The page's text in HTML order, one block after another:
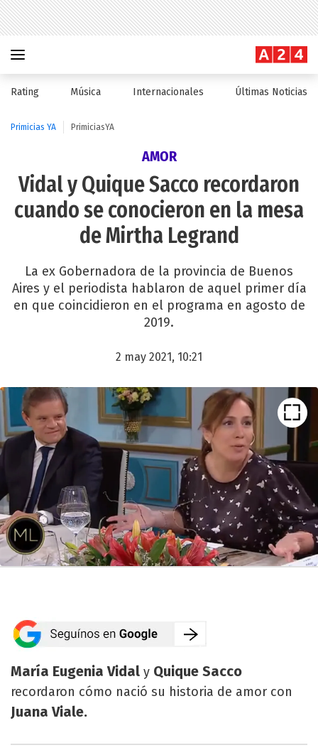
Rating Música Internacionales Últimas Noticias
Primicias YA PrimiciasYA
AMOR
Vidal y Quique Sacco recordaron
cuando se conocieron en la mesa
de Mirtha Legrand
La ex Gobernadora de la provincia de Buenos
Aires y el periodista hablaron de aquel primer día
en que coincidieron en el programa en agosto de
2019.
2 may 2021, 10:21
María Eugenia Vidal y Quique Sacco
recordaron cómo nació su historia de amor con
Juana Viale.